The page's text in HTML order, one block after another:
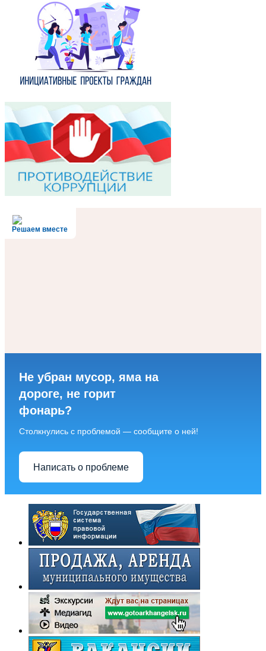
Решаем вместе
Не убран мусор, яма на
дороге, не горит
фонарь?
Столкнулись с проблемой — сообщите о ней!
Написать о проблеме